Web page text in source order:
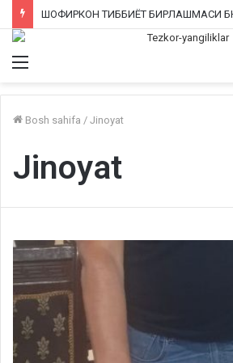
Bosh sahifa / Jinoyat
Jinoyat